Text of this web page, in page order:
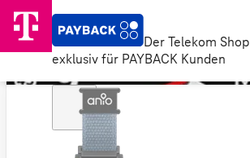
Der Telekom Shop
exklusiv für PAYBACK Kunden